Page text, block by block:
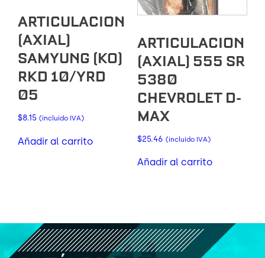
ARTICULACION
(AXIAL)
SAMYUNG (KO)
RKD 10/YRD
05
$8.15 (incluido IVA)
Añadir al carrito
ARTICULACION
(AXIAL) 555 SR
5380
CHEVROLET D-
MAX
$25.46 (incluido IVA)
Añadir al carrito